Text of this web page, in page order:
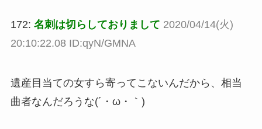
172: 名刺は切らしておりまして 2020/04/14(火)
20:10:22.08 ID:qyN/GMNA
遺産目当ての女すら寄ってこないんだから、相当
曲者なんだろうな(´・ω・｀)